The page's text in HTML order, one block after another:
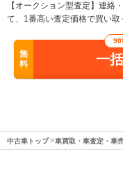
【オークション型査定】連絡
て、1番高い査定価格で買い取
無
料
90
一
中古車トップ 車買取・車査定・車